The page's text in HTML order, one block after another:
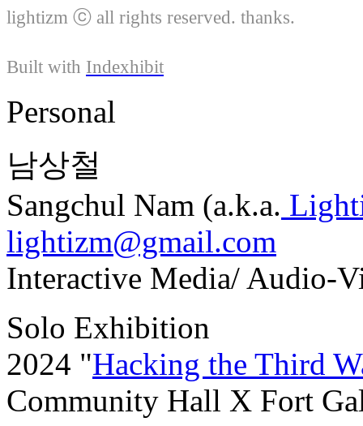
lightizm ⓒ all rights reserved. thanks.
Built with Indexhibit
Personal
남상철
Sangchul Nam (a.k.a.
lightizm@gmail.com
Interactive Media/ Audio-
Solo Exhibition
2024 "Hacking the Third
Community Hall X Fort